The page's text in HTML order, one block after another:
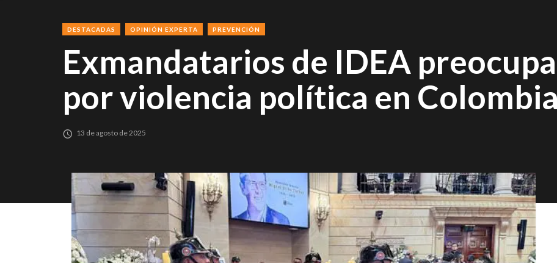
DESTACADAS OPINIÓN EXPERTA PREVENCIÓN
Exmandatarios de IDEA
por violencia política en Colombia
13 de agosto de 2025